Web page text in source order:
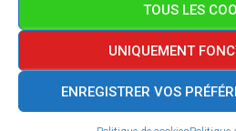
TOUS LES
UNIQUEMENT
ENREGISTRER VOS
POLITIQUE DE CONFIDENTIALITÉ
Hestia | Développé